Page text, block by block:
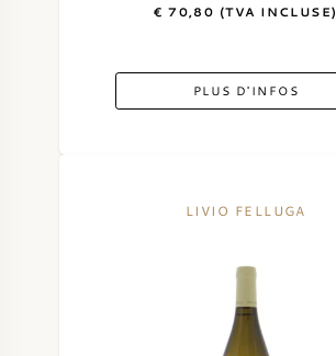
€ 70,80 (TVA INCLUSE)
PLUS D'INFOS
LIVIO FELLUGA